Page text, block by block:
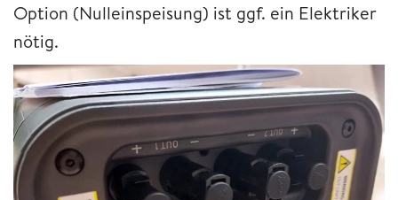
Option (Nulleinspeisung) ist ggf. ein Elektriker
nötig.